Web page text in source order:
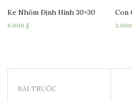
Ke Nhôm Định Hình 30×30
6.000 ₫
Con
BÀI TRƯỚC